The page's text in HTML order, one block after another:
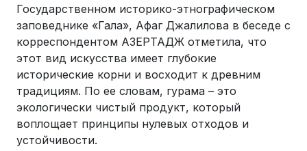
Государственном историко-этнографическом
заповеднике «Гала», Афаг Джалилова в беседе с
корреспондентом АЗЕРТАДЖ отметила, что
этот вид искусства имеет глубокие
исторические корни и восходит к древним
традициям. По ее словам, гурама – это
экологически чистый продукт, который
воплощает принципы нулевых отходов и
устойчивости.